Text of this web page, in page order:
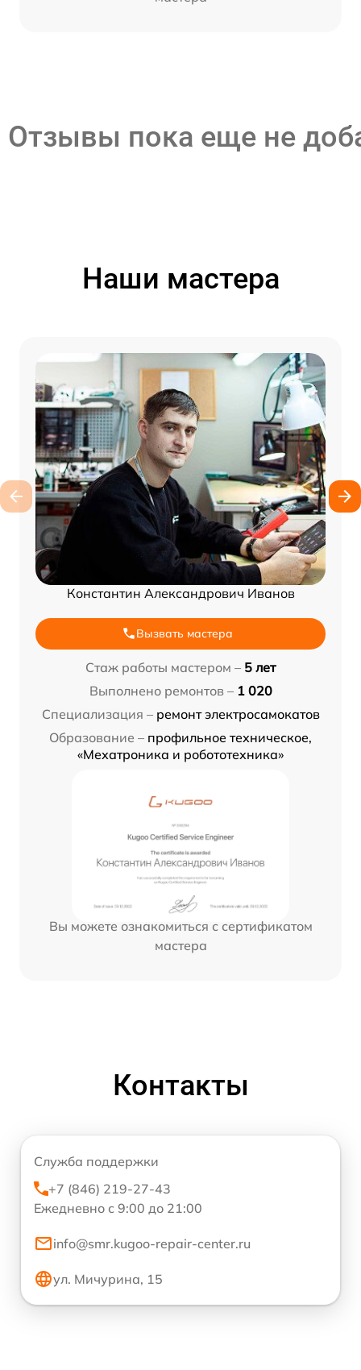
Отзывы пока еще не
Наши мастера
Константин Александрович Иванов
Вызвать мастера
Стаж работы мастером – 5 лет
Выполнено ремонтов – 1 020
Специализация – ремонт электросамокатов
Образование – профильное техническое,
«Мехатроника и робототехника»
Вы можете ознакомиться с сертификатом
мастера
Контакты
Служба поддержки
+7 (846) 219-27-43
Ежедневно с 9:00 до 21:00
info@smr.kugoo-repair-center.ru
ул. Мичурина, 15